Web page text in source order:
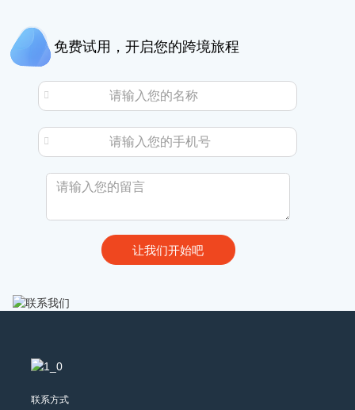
流活动成功
举办
方向。…
拓全球！
年）》工作部署，汇聚链
免费试用，开启您的跨境旅程
联系方式